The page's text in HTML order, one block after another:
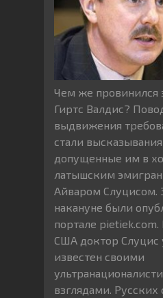
Чем же провинился
Гиртс Валдис?
выдвижения
стали
допущенные им в
латышским
Айваром Слуцисом.
накануне были
портале
США доктор Слуцис
известен своими
взглядами. Русских